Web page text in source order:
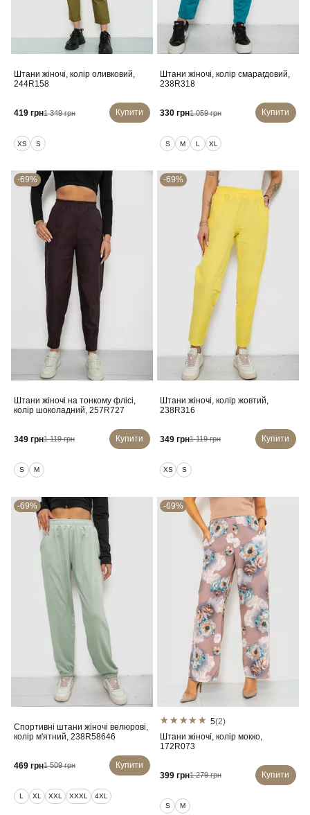
Штани жіночі, колір оливковий,
244R158
419 грн1 349 грн Купити
XS S
Штани жіночі, колір смарагдовий,
238R318
330 грн1 059 грн Купити
S M L XL
-69%
Штани жіночі на тонкому флісі,
колір шоколадний, 257R727
349 грн1 119 грн Купити
S M
-69%
Штани жіночі, колір жовтий,
238R316
349 грн1 119 грн Купити
XS S
-69%
Спортивні штани жіночі велюрові,
колір м'ятний, 238R58646
469 грн1 509 грн Купити
L XL XXL XXXL 4XL
-69%
5(2)
Штани жіночі, колір мокко,
172R073
399 грн1 279 грн Купити
S M